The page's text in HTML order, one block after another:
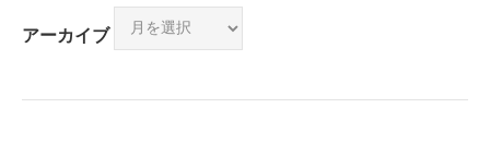
アーカイブ